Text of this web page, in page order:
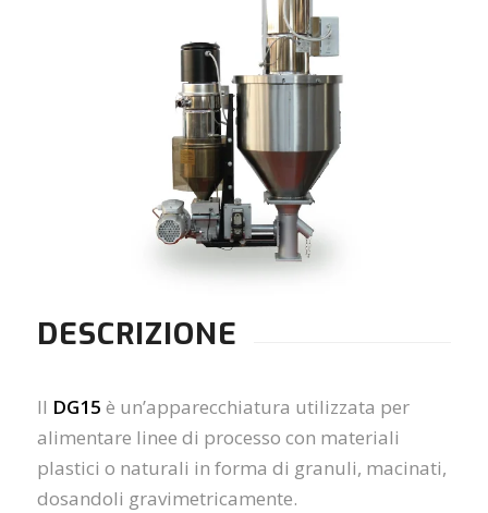
DESCRIZIONE
Il DG15 è un’apparecchiatura utilizzata per
alimentare linee di processo con materiali
plastici o naturali in forma di granuli, macinati,
dosandoli gravimetricamente.